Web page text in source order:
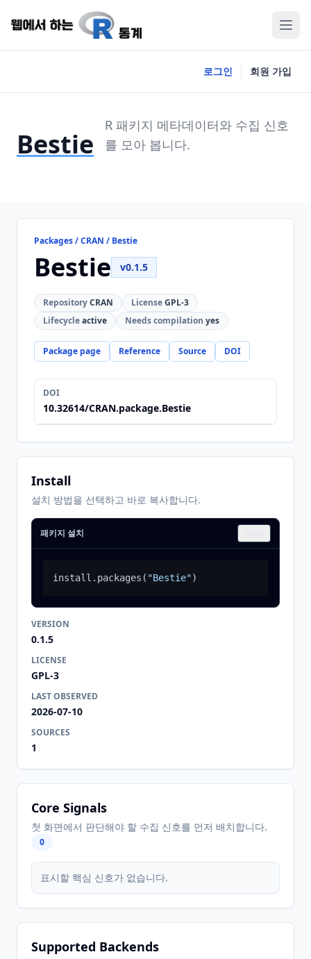
로그인 회원 가입
Bestie
R 패키지 메타데이터와 수집 신호
를 모아 봅니다.
Packages / CRAN / Bestie
Bestie v0.1.5
RepositoryCRAN LicenseGPL-3
Lifecycleactive Needs compilation yes
Package page Reference Source DOI
DOI
10.32614/CRAN.package.Bestie
Install
설치 방법을 선택하고 바로 복사합니다.
패키지 설치
install.packages ( "Bestie")
VERSION
0.1.5
LICENSE
GPL-3
LAST OBSERVED
2026-07-10
SOURCES
1
Core Signals
첫 화면에서 판단해야 할 수집 신호를 먼저 배치합니다.
0
표시할 핵심 신호가 없습니다.
Supported Backends